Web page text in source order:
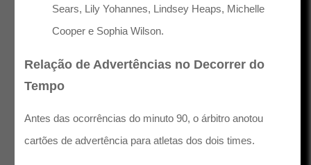
Sears, Lily Yohannes, Lindsey Heaps, Michelle
Cooper e Sophia Wilson.
Relação de Advertências no Decorrer do
Tempo
Antes das ocorrências do minuto 90, o árbitro anotou
cartões de advertência para atletas dos dois times.